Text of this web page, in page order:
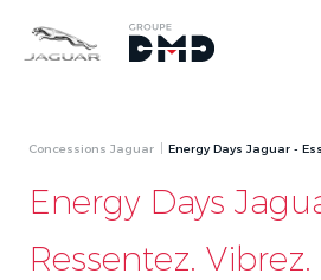
Concessions Jaguar Energy Days Jaguar -
Energy Days
Ressentez. Vibrez.